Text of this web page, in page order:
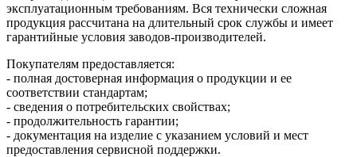
эксплуатационным требованиям. Вся технически сложная
продукция рассчитана на длительный срок службы и имеет
гарантийные условия заводов-производителей.
Покупателям предоставляется:
- полная достоверная информация о продукции и ее
соответствии стандартам;
- сведения о потребительских свойствах;
- продолжительность гарантии;
- документация на изделие с указанием условий и мест
предоставления сервисной поддержки.